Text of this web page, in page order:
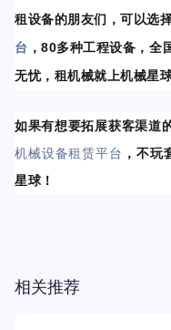
租设备的朋友们，可以选
台 ，80多种工程设备，
无忧，租机械就上机械星
如果有想要拓展获客渠道
机械设备租赁平台 ，不玩
星球！
相关推荐